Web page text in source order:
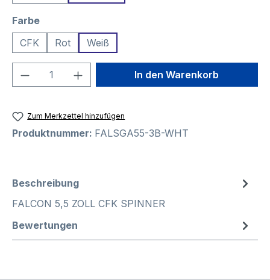
Farbeauswählen
CFK
Rot Weiß
Produkt Anzahl: Gib denIn den Warenkorb
Zum Merkzettel hinzufügen
Produktnummer: FALSGA55-3B-WHT
Beschreibung
FALCON 5,5 ZOLL CFK SPINNER
Bewertungen